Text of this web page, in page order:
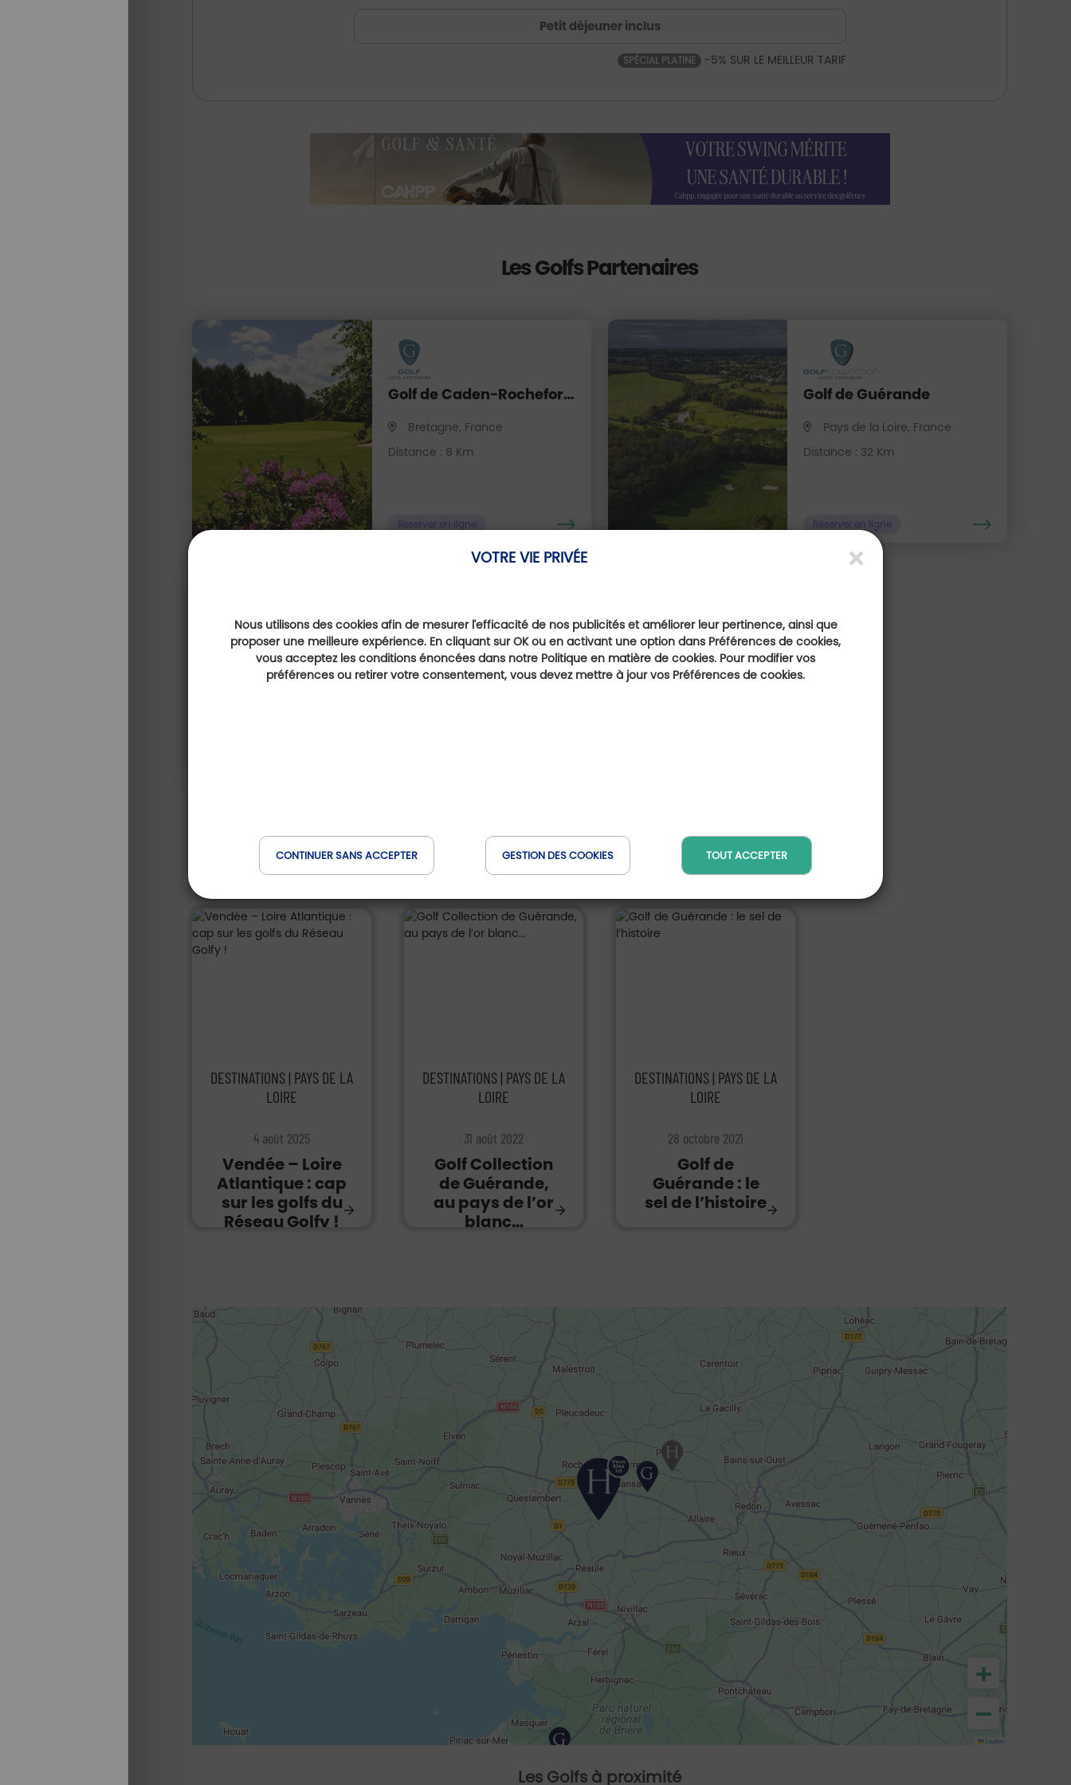
VOTRE VIE PRIVÉE
Nous utilisons des cookies afin de mesurer l'efficacité de nos publicités et améliorer leur pertinence, ainsi que
proposer une meilleure expérience. En cliquant sur OK ou en activant une option dans Préférences de cookies,
vous acceptez les conditions énoncées dans notre Politique en matière de cookies. Pour modifier vos
préférences ou retirer votre consentement, vous devez mettre à jour vos Préférences de cookies.
CONTINUER SANS ACCEPTER GESTION DES COOKIES TOUT ACCEPTER
Petit déjeuner inclus
SPÉCIAL PLATINE -5% SUR LE MEILLEUR TARIF
Les Golfs Partenaires
Golf de Caden-Rochefort-en-Terre
Bretagne, France
Distance : 8 Km
Réserver en ligne
Golf de Guérande
Pays de la Loire, France
Distance : 32 Km
Réserver en ligne
Golf de Pornic
Pays de la Loire, France
Ils parlent de nous
DESTINATIONS | PAYS DE LA
LOIRE
4 août 2025
Vendée – Loire
Atlantique : cap
sur les golfs du
Réseau Golfy !
DESTINATIONS | PAYS DE LA
LOIRE
31 août 2022
Golf Collection
de Guérande,
au pays de l’or
blanc…
DESTINATIONS | PAYS DE LA
LOIRE
28 octobre 2021
Golf de
Guérande : le
sel de l’histoire
+
−
Leaflet
Les Golfs à proximité